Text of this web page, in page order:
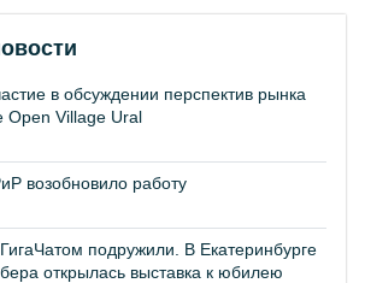
в обсуждении перспектив рынка
Village Ural
возобновило работу
подружили. В Екатеринбурге
открылась выставка к юбилею